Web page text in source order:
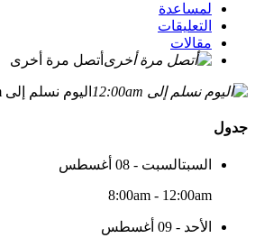
لمساعدة
التعليقات
مقالات
أتصل مرة أخرى
اليوم نسلم إلى 12:00am
جدول
السبتالسبت - 08 أغسطس
8:00am - 12:00am
الأحد - 09 أغسطس